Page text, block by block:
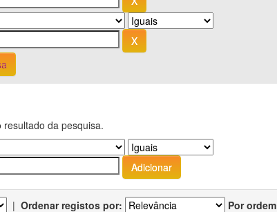
da pesquisa.
| Ordenar registos por: Por ordem